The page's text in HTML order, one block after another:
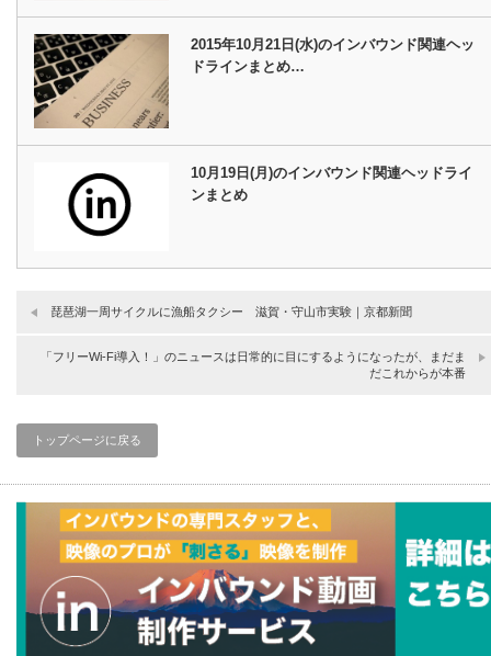
2015年10月21日(水)のインバウンド関連ヘッ
ドラインまとめ…
10月19日(月)のインバウンド関連ヘッドライ
ンまとめ
琵琶湖一周サイクルに漁船タクシー 滋賀・守山市実験｜京都新聞
「フリーWi-Fi導入！」のニュースは日常的に目にするようになったが、まだま
だこれからが本番
トップページに戻る